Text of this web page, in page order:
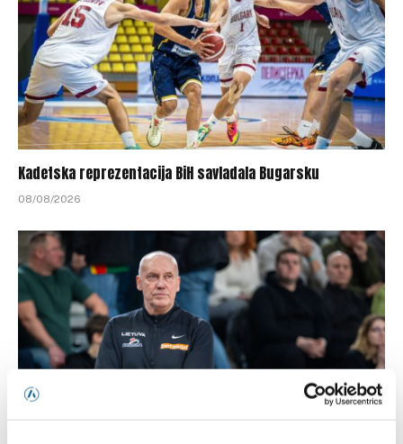
Kadetska reprezentacija BiH savladala Bugarsku
08/08/2026